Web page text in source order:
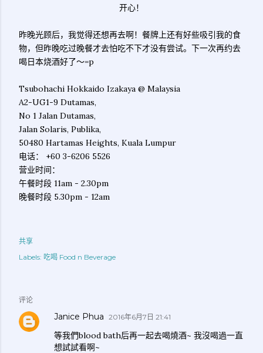
开心！
昨晚光顾后，我觉得还想再去啊！餐牌上还有好些吸引我的食
物，但昨晚吃过晚餐才去怕吃不下才没有尝试。下一次再约去
喝日本烧酒好了～=p
Tsubohachi Hokkaido Izakaya @ Malaysia
A2-UG1-9 Dutamas,
No 1 Jalan Dutamas,
Jalan Solaris, Publika,
50480 Hartamas Heights, Kuala Lumpur
电话： +60 3-6206 5526
营业时间：
午餐时段 11am - 2.30pm
晚餐时段 5.30pm - 12am
共享
Labels: 吃喝 Food n Beverage
评论
Janice Phua 2016年6月7日 21:41
等我們blood bath后再一起去喝燒酒~ 我沒喝過一直
想試試看啊~